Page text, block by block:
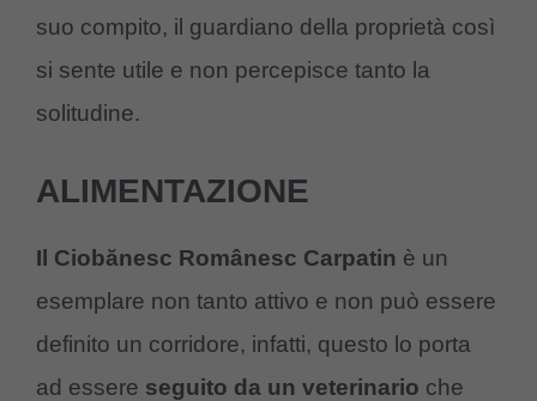
suo compito, il guardiano della proprietà così
si sente utile e non percepisce tanto la
solitudine.
ALIMENTAZIONE
Il Ciobănesc Românesc Carpatin è un
esemplare non tanto attivo e non può essere
definito un corridore, infatti, questo lo porta
ad essere seguito da un veterinario che